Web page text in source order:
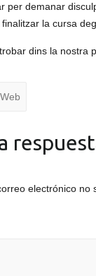
per demanar
la cursa
dins la nostra
electrónico no